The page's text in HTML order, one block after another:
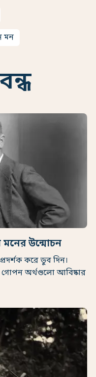
মন
মনের উন্মোচন
করে ডুব দিন।
অর্থগুলো আবিষ্কার